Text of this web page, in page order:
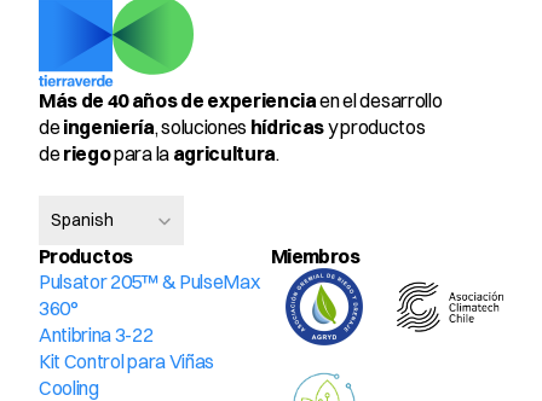
Más de 40 años de experiencia en el desarrollo
de ingeniería, soluciones hídricas y productos
de riego para la agricultura.
Spanish
Productos
Pulsator 205™ & PulseMax
360°
Antibrina 3-22
Kit Control para Viñas
Cooling
Miembros